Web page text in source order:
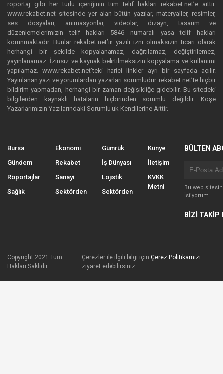
röportaj gibi her türlü içeriğinin tüm telif hakları rekabet.net’e aittir.
www.rekabet.net sitesinde yer alan bütün yazılar, materyaller, resimler,
ses dosyaları, animasyonlar, videolar, dizayn, tasarım ve
düzenlemelerimizin telif hakları 5846 numaralı yasa telif hakları
korunmaktadır. Bunlar rekabet.net’in yazılı izni olmaksızın ticari olarak
herhangi bir şekilde kopyalanamaz, dağıtılamaz, değiştirilemez,
yayınlanamaz. İzinsiz ve kaynak belirtilmeksizin kopyalama ve kullanımı
yapılamaz. www.rekabet.net’teki harici linkler ayrı bir sayfada açılır.
Yayınlanan yazı ve yorumlardan yazarları sorumludur. rekabet.net’te hiçbir
bildirim yapmadan, herhangi bir zaman değişikliğe gidebilir. Bu sitedeki
bilgilerden kaynaklı hataların hiçbirinden sorumlu değildir. Köşe
Yazarlarımızın Yazılarındaki Sorumluluk Kendilerine Aittir.
Bursa
Gündem
Röportajlar
Sağlık
Ekonomi
Rekabet
Sanayi
Sektörden
Gümrük
İş Dünyası
Lojistik
Sektörden
Künye
İletişim
KVKK
Metni
BÜLTEN
Bu web
İstiyorum
BİZİ TAKİP
Copyright 2021 Tüm
Hakları Saklıdır.
Çerezler ile ilgili bilgi içinÇerez Politikamızı
ziyaret edebilirsiniz.